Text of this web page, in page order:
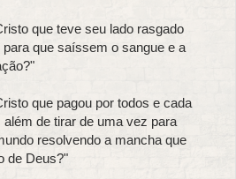
que teve seu lado rasgado
para que saíssem o sangue e a
que pagou por todos e cada
de tirar de uma vez para
resolvendo a mancha que
de Deus?"